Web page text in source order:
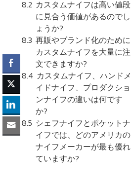
カスタムナイフは高い値段
に見合う価値があるのでし
ょうか?
再販やブランド化のために
カスタムナイフを大量に注
文できますか?
カスタムナイフ、ハンドメ
イドナイフ、プロダクショ
ンナイフの違いは何です
か?
シェフナイフとポケットナ
イフでは、どのアメリカの
ナイフメーカーが最も優れ
ていますか?